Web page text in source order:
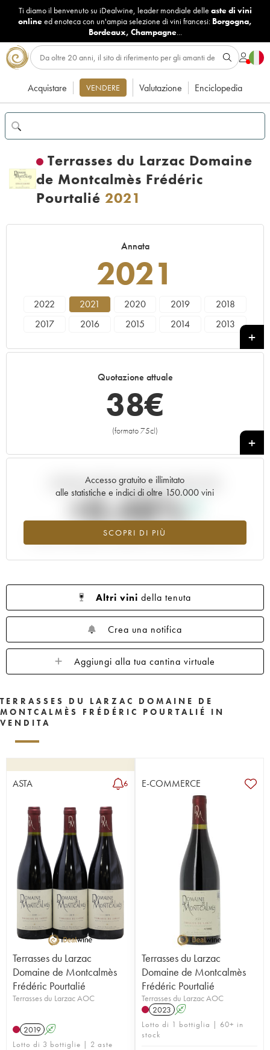
Ti diamo il benvenuto su iDealwine, leader mondiale delle aste di vini
onlineed enoteca con un'ampia selezione di vini francesi: Borgogna,
Bordeaux, Champagne...
Acquistare VENDERE Valutazione Enciclopedia
Terrasses du Larzac Domaine
de Montcalmès Frédéric
Pourtalié 2021
Annata
2021
2022 2021 2020 2019
2018
2017
2016 2015 2014
2013
2001 2000 1999
Quotazione attuale
38€
(formato 75cl)
+
Accesso gratuito e illimitato
alle statistiche e indici di oltre 150.000 vini
SCOPRI DI PIÙ
Andamento della quotazione in tempo reale
+0.48%
Valore in aumento per l'annata 2021 nel 2026 rispetto al 2025
Altri vini della tenuta
Crea una notifica
Aggiungi alla tua cantina virtuale
TERRASSES DU LARZAC DOMAINE DE
MONTCALMÈS FRÉDÉRIC POURTALIÉ IN
VENDITA
ASTA 6
Terrasses du Larzac
Domaine de Montcalmès
Frédéric Pourtalié
Terrasses du Larzac AOC
2019 A
Lotto di 3 bottiglie | 2 aste
E-COMMERCE
Terrasses du Larzac
Domaine de Montcalmès
Frédéric Pourtalié
Terrasses du Larzac AOC
2023 A
Lotto di 1 bottiglia | 60+ in
stock